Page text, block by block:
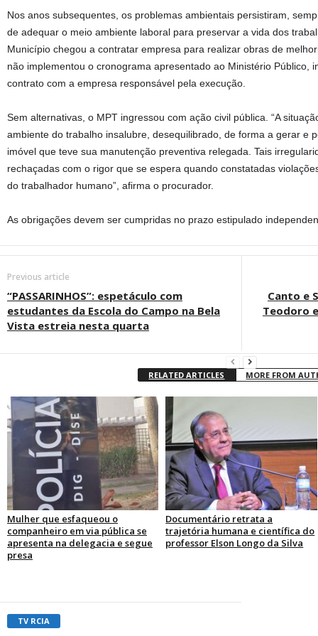
Nos anos subsequentes, os problemas ambientais persistiram,
de adequar o meio ambiente laboral para preservar a vida dos
Município chegou a contratar empresa para realizar obras de
não implementou o cronograma apresentado ao Ministério Público,
contrato com a empresa responsável pela execução.
Sem alternativas, o MPT ingressou com ação civil pública. “A
ambiente do trabalho insalubre, desequilibrado, de forma a gerar e
imóvel que teve sua manutenção preventiva relegada. Tais
rechaçadas com o rigor que se espera quando constatadas
do trabalhador humano”, afirma o procurador.
As obrigações devem ser cumpridas no prazo estipulado
Previous article
“PASSARINHOS”: espetáculo com
estudantes da Escola do Campo na Bela
Vista estreia nesta quarta
Canto e
Teodoro
RELATED ARTICLES MORE FROM
Mulher que esfaqueou o
companheiro em via pública se
apresenta na delegacia e segue
presa
Documentário retrata a
trajetória humana e científica do
professor Elson Longo da Silva
TV RCIA